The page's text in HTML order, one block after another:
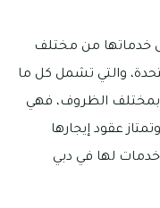
خدماتها من مختلف
والتي تشمل كل ما
بمختلف الظروف، فهي
عقود إيجارها
خدمات لها في دبي